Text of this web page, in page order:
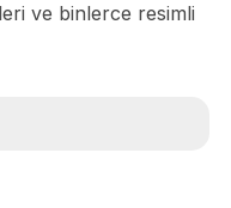
ve binlerce resimli